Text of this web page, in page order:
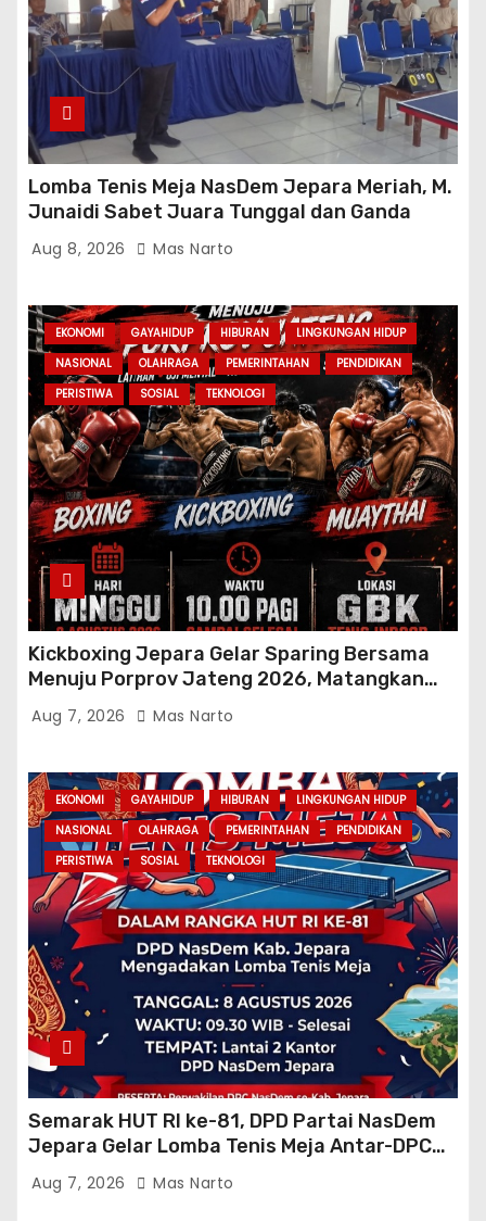
Lomba Tenis Meja NasDem Jepara Meriah, M.
Junaidi Sabet Juara Tunggal dan Ganda
Aug 8, 2026 Mas Narto
EKONOMI GAYAHIDUP HIBURAN
LINGKUNGAN HIDUP
NASIONAL
OLAHRAGA PEMERINTAHAN
PENDIDIKAN
PERISTIWA
SOSIAL TEKNOLOGI
Kickboxing Jepara Gelar Sparing Bersama
Menuju Porprov Jateng 2026, Matangkan
Fisik dan Teknik Atlet
Aug 7, 2026 Mas Narto
EKONOMI GAYAHIDUP HIBURAN
LINGKUNGAN HIDUP
NASIONAL
OLAHRAGA PEMERINTAHAN
PENDIDIKAN
PERISTIWA
SOSIAL TEKNOLOGI
Semarak HUT RI ke-81, DPD Partai NasDem
Jepara Gelar Lomba Tenis Meja Antar-DPC
Se-Kabupaten
Aug 7, 2026 Mas Narto